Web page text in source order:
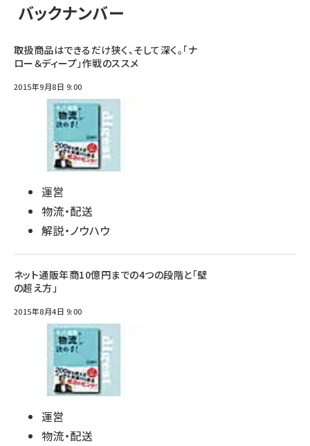
バックナンバー
取扱商品はできるだけ狭く、そして深く。「ナ
ロー＆ディープ」作戦のススメ
2015年9月8日 9:00
運営
物流・配送
解説・ノウハウ
ネット通販年商10億円までの4つの段階と「壁
の超え方」
2015年8月4日 9:00
運営
物流・配送